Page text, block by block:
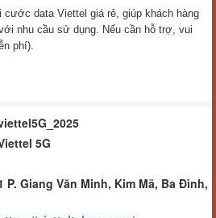
cước data Viettel giá rẻ, giúp khách hàng
nhu cầu sử dụng. Nếu cần hỗ trợ, vui
phí).
5G
P. Giang Văn Minh, Kim Mã, Ba Đình,